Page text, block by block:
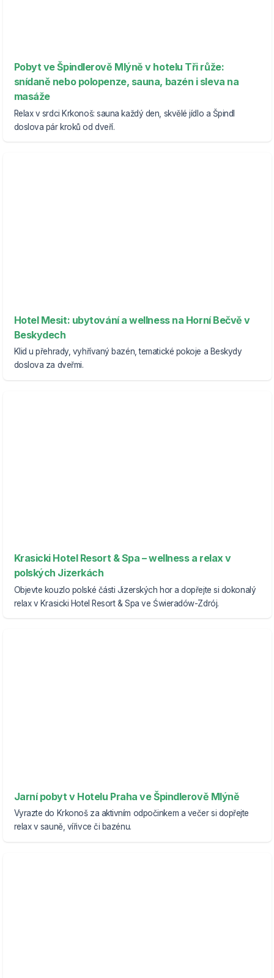
Pobyt ve Špindlerově Mlýně v hotelu Tři růže:
snídaně nebo polopenze, sauna, bazén i sleva na
masáže
Relax v srdci Krkonoš: sauna každý den, skvělé jídlo a Špindl
doslova pár kroků od dveří.
Hotel Mesit: ubytování a wellness na Horní Bečvě v
Beskydech
Klid u přehrady, vyhřívaný bazén, tematické pokoje a Beskydy
doslova za dveřmi.
Krasicki Hotel Resort & Spa – wellness a relax v
polských Jizerkách
Objevte kouzlo polské části Jizerských hor a dopřejte si dokonalý
relax v Krasicki Hotel Resort & Spa ve Świeradów-Zdrój.
Jarní pobyt v Hotelu Praha ve Špindlerově Mlýně
Vyrazte do Krkonoš za aktivním odpočinkem a večer si dopřejte
relax v sauně, vířivce či bazénu.